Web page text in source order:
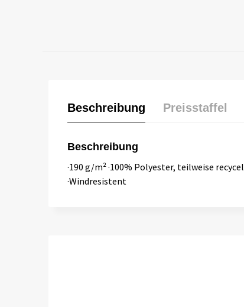
Beschreibung Preisstaffel
Beschreibung
·190 g/m² ·100% Polyester, teilweise
·Windresistent